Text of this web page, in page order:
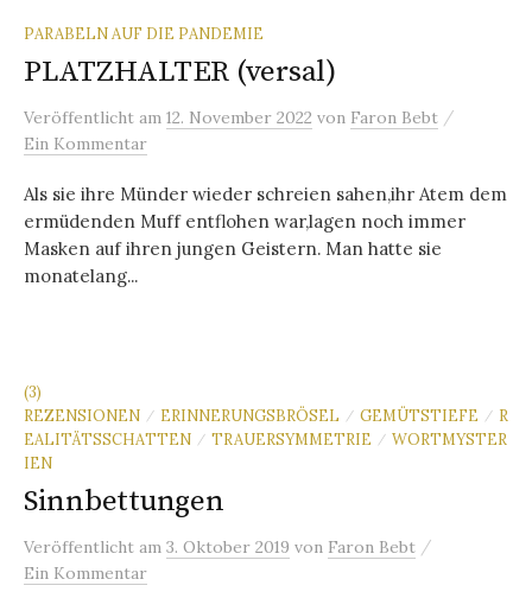
PARABELN AUF DIE PANDEMIE
PLATZHALTER (versal)
Veröffentlicht am 12. November 2022 von Faron Bebt /
Ein Kommentar
Als sie ihre Münder wieder schreien sahen,ihr Atem dem
ermüdenden Muff entflohen war,lagen noch immer
Masken auf ihren jungen Geistern. Man hatte sie
monatelang...
(3)
REZENSIONEN / ERINNERUNGSBRÖSEL / GEMÜTSTIEFE / R
EALITÄTSSCHATTEN / TRAUERSYMMETRIE / WORTMYSTER
IEN
Sinnbettungen
Veröffentlicht am 3. Oktober 2019 von Faron Bebt /
Ein Kommentar